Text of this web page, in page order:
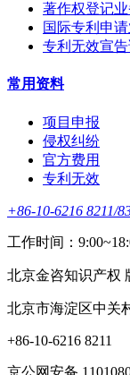
著作权登记业
国际专利申
专利无效宣
常用资料
项目申报
侵权纠纷
官方费用
专利无效
+86-10-6216 8211/
工作时间：
北京金咨知识产权
北京市海淀区中关
+86-10-6216 8211
京公网安备